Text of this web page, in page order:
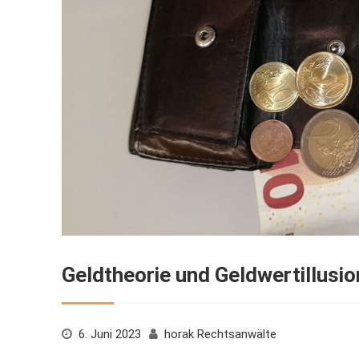
Geldtheorie und
6. Juni 2023 horak Rechtsanwälte